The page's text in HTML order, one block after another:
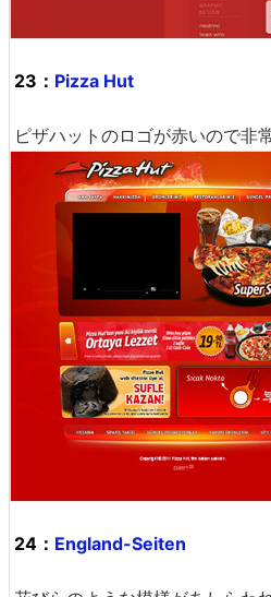
23： Pizza Hut
ピザハットのロゴが赤いので非
24： England-Seiten